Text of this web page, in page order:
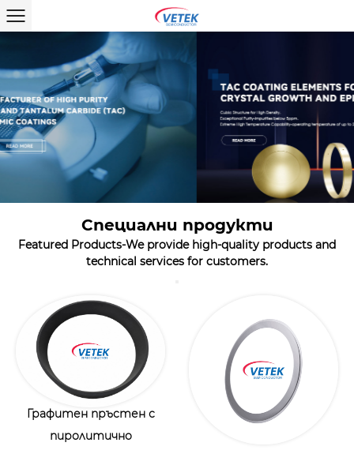
Специални продукти
Featured Products-We provide high-quality products and
technical services for customers.
Графитен пръстен с
пиролитично